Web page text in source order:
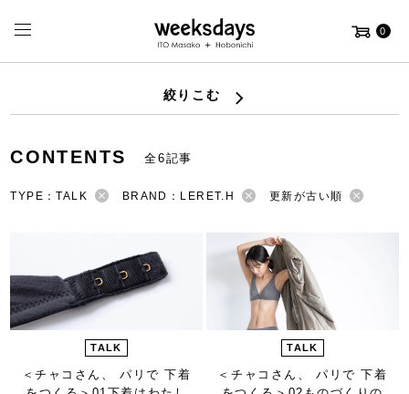
0
絞りこむ
CONTENTS 全6記事
TYPE：TALK BRAND：LERET.H 更新が古い順
TALK
＜チャコさん、 パリで 下着
TALK
＜チャコさん、 パリで 下着